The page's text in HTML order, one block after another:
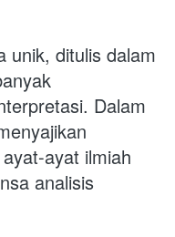
unik, ditulis dalam
Dalam
ayat ilmiah
analisis